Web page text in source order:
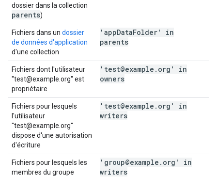
dossier dans la collection
parents)
Fichiers dans un dossier
de données d'application
d'une collection
'appDataFolder' in
parents
Fichiers dont l'utilisateur
"test@example.org" est
propriétaire
'test@example . org' in
owners
Fichiers pour lesquels
l'utilisateur
"test@example.org"
dispose d'une autorisation
d'écriture
'test@example . org' in
writers
Fichiers pour lesquels les
membres du groupe
'group@example . org' in
writers